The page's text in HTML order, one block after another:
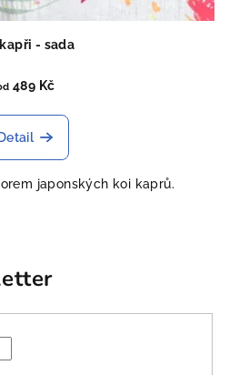
kapři - sada
489 Kč
Detail
japonských koi kaprů.